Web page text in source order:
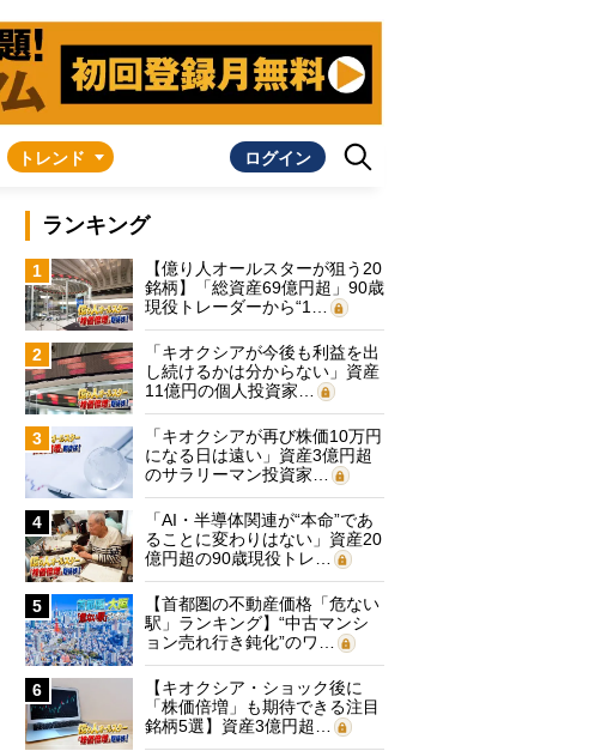
トレンド ログイン
ランキング
1
【億り人オールスターが狙う20
銘柄】「総資産69億円超」90歳
現役トレーダーから“1…
2
「キオクシアが今後も利益を出
し続けるかは分からない」資産
11億円の個人投資家…
3
「キオクシアが再び株価10万円
になる日は遠い」資産3億円超
のサラリーマン投資家…
4
「AI・半導体関連が“本命”であ
ることに変わりはない」資産20
億円超の90歳現役トレ…
5
【首都圏の不動産価格「危ない
駅」ランキング】“中古マンシ
ョン売れ行き鈍化”のワ…
6
【キオクシア・ショック後に
「株価倍増」も期待できる注目
銘柄5選】資産3億円超…